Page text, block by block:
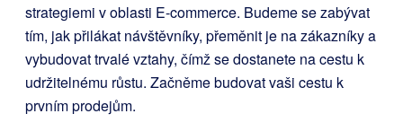
strategiemi v oblasti E-commerce. Budeme se zabývat
tím, jak přilákat návštěvníky, přeměnit je na zákazníky a
vybudovat trvalé vztahy, čímž se dostanete na cestu k
udržitelnému růstu. Začněme budovat vaši cestu k
prvním prodejům.